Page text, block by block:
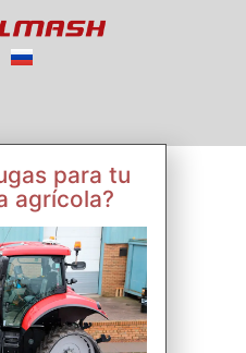
para tu
agrícola?